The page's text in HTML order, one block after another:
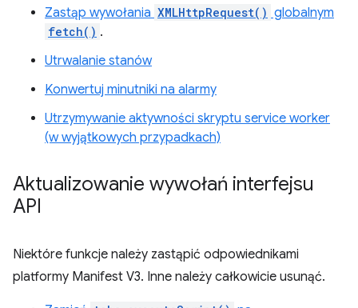
Zastąp wywołania XMLHttpRequest() globalnym
fetch() .
Utrwalanie stanów
Konwertuj minutniki na alarmy
Utrzymywanie aktywności skryptu service worker
(w wyjątkowych przypadkach)
Aktualizowanie wywołań interfejsu
API
Niektóre funkcje należy zastąpić odpowiednikami
platformy Manifest V3. Inne należy całkowicie usunąć.